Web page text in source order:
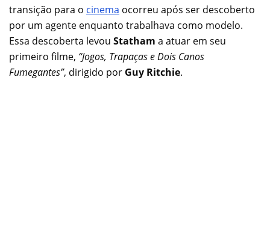
transição para o cinema ocorreu após ser descoberto
por um agente enquanto trabalhava como modelo.
Essa descoberta levou Statham a atuar em seu
primeiro filme, “Jogos, Trapaças e Dois Canos
Fumegantes”, dirigido por Guy Ritchie.